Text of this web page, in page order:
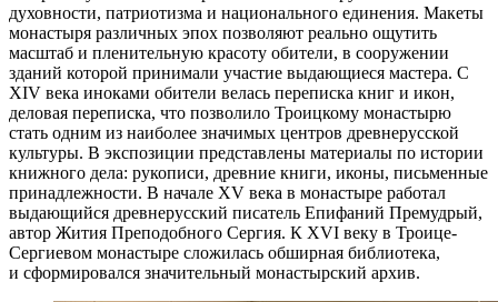
духовности, патриотизма и национального единения. Макеты
монастыря различных эпох позволяют реально ощутить
масштаб и пленительную красоту обители, в сооружении
зданий которой принимали участие выдающиеся мастера. С
XIV века иноками обители велась переписка книг и икон,
деловая переписка, что позволило Троицкому монастырю
стать одним из наиболее значимых центров древнерусской
культуры. В экспозиции представлены материалы по истории
книжного дела: рукописи, древние книги, иконы, письменные
принадлежности. В начале XV века в монастыре работал
выдающийся древнерусский писатель Епифаний Премудрый,
автор Жития Преподобного Сергия. К XVI веку в Троице-
Сергиевом монастыре сложилась обширная библиотека,
и сформировался значительный монастырский архив.